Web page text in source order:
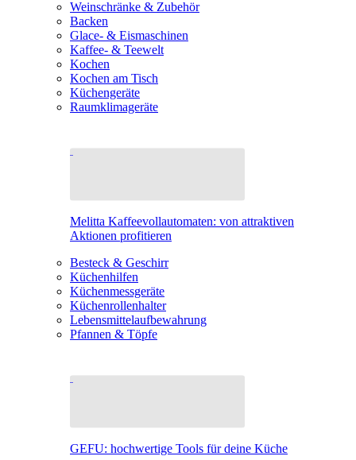
Weinschränke & Zubehör
Backen
Glace- & Eismaschinen
Kaffee- & Teewelt
Kochen
Kochen am Tisch
Küchengeräte
Raumklimageräte
Melitta Kaffeevollautomaten: von attraktiven
Aktionen profitieren
Besteck & Geschirr
Küchenhilfen
Küchenmessgeräte
Küchenrollenhalter
Lebensmittelaufbewahrung
Pfannen & Töpfe
GEFU: hochwertige Tools für deine Küche